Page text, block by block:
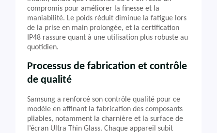
compromis pour améliorer la finesse et la
maniabilité. Le poids réduit diminue la fatigue lors
de la prise en main prolongée, et la certification
IP48 rassure quant à une utilisation plus robuste au
quotidien.
Processus de fabrication et contrôle
de qualité
Samsung a renforcé son contrôle qualité pour ce
modèle en affinant la fabrication des composants
pliables, notamment la charnière et la surface de
l’écran Ultra Thin Glass. Chaque appareil subit